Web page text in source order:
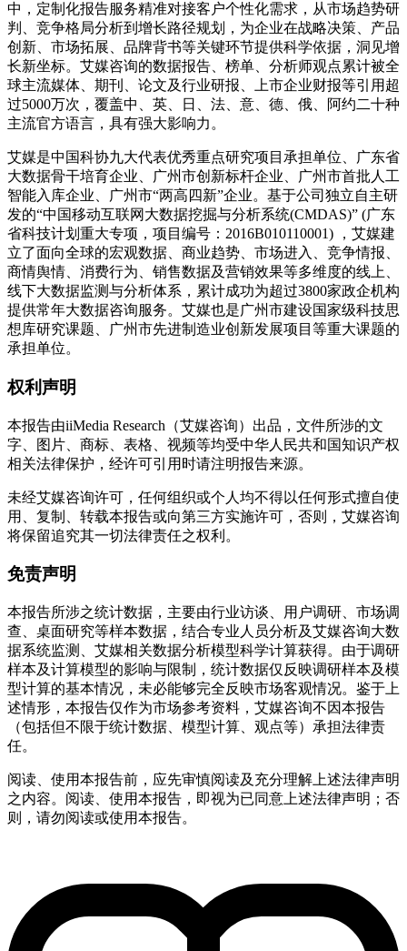
中，定制化报告服务精准对接客户个性化需求，从市场趋势研
判、竞争格局分析到增长路径规划，为企业在战略决策、产品
创新、市场拓展、品牌背书等关键环节提供科学依据，洞见增
长新坐标。艾媒咨询的数据报告、榜单、分析师观点累计被全
球主流媒体、期刊、论文及行业研报、上市企业财报等引用超
过5000万次，覆盖中、英、日、法、意、德、俄、阿约二十种
主流官方语言，具有强大影响力。
艾媒是中国科协九大代表优秀重点研究项目承担单位、广东省
大数据骨干培育企业、广州市创新标杆企业、广州市首批人工
智能入库企业、广州市“两高四新”企业。基于公司独立自主研
发的“中国移动互联网大数据挖掘与分析系统(CMDAS)” (广东
省科技计划重大专项，项目编号：2016B010110001) ，艾媒建
立了面向全球的宏观数据、商业趋势、市场进入、竞争情报、
商情舆情、消费行为、销售数据及营销效果等多维度的线上、
线下大数据监测与分析体系，累计成功为超过3800家政企机构
提供常年大数据咨询服务。艾媒也是广州市建设国家级科技思
想库研究课题、广州市先进制造业创新发展项目等重大课题的
承担单位。
权利声明
本报告由iiMedia Research（艾媒咨询）出品，文件所涉的文
字、图片、商标、表格、视频等均受中华人民共和国知识产权
相关法律保护，经许可引用时请注明报告来源。
未经艾媒咨询许可，任何组织或个人均不得以任何形式擅自使
用、复制、转载本报告或向第三方实施许可，否则，艾媒咨询
将保留追究其一切法律责任之权利。
免责声明
本报告所涉之统计数据，主要由行业访谈、用户调研、市场调
查、桌面研究等样本数据，结合专业人员分析及艾媒咨询大数
据系统监测、艾媒相关数据分析模型科学计算获得。由于调研
样本及计算模型的影响与限制，统计数据仅反映调研样本及模
型计算的基本情况，未必能够完全反映市场客观情况。鉴于上
述情形，本报告仅作为市场参考资料，艾媒咨询不因本报告
（包括但不限于统计数据、模型计算、观点等）承担法律责
任。
阅读、使用本报告前，应先审慎阅读及充分理解上述法律声明
之内容。阅读、使用本报告，即视为已同意上述法律声明；否
则，请勿阅读或使用本报告。